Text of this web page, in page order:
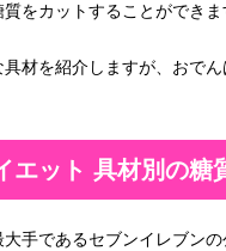
をカットすることができま
具材を紹介しますが、おで
エット 具材別の糖
手であるセブンイレブン